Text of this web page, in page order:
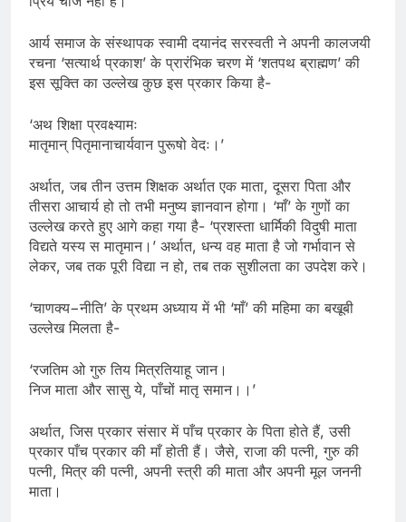
आर्य समाज के संस्थापक स्वामी दयानंद सरस्वती ने अपनी कालजयी
रचना ‘सत्यार्थ प्रकाश’ के प्रारंभिक चरण में ‘शतपथ ब्राह्मण’ की
इस सूक्ति का उल्लेख कुछ इस प्रकार किया है-
‘अथ शिक्षा प्रवक्ष्यामः
मातृमान् पितृमानाचार्यवान पुरूषो वेदः।’
अर्थात, जब तीन उत्तम शिक्षक अर्थात एक माता, दूसरा पिता और
तीसरा आचार्य हो तो तभी मनुष्य ज्ञानवान होगा। ‘माँ’ के गुणों का
उल्लेख करते हुए आगे कहा गया है- ‘प्रशस्ता धार्मिकी विदुषी माता
विद्यते यस्य स मातृमान।’ अर्थात, धन्य वह माता है जो गर्भावान से
लेकर, जब तक पूरी विद्या न हो, तब तक सुशीलता का उपदेश करे।
‘चाणक्य−नीति’ के प्रथम अध्याय में भी ‘माँ’ की महिमा का बखूबी
उल्लेख मिलता है-
‘रजतिम ओ गुरु तिय मित्रतियाहू जान।
निज माता और सासु ये, पाँचों मातृ समान।।’
अर्थात, जिस प्रकार संसार में पाँच प्रकार के पिता होते हैं, उसी
प्रकार पाँच प्रकार की माँ होती हैं। जैसे, राजा की पत्नी, गुरु की
पत्नी, मित्र की पत्नी, अपनी स्त्री की माता और अपनी मूल जननी
माता।